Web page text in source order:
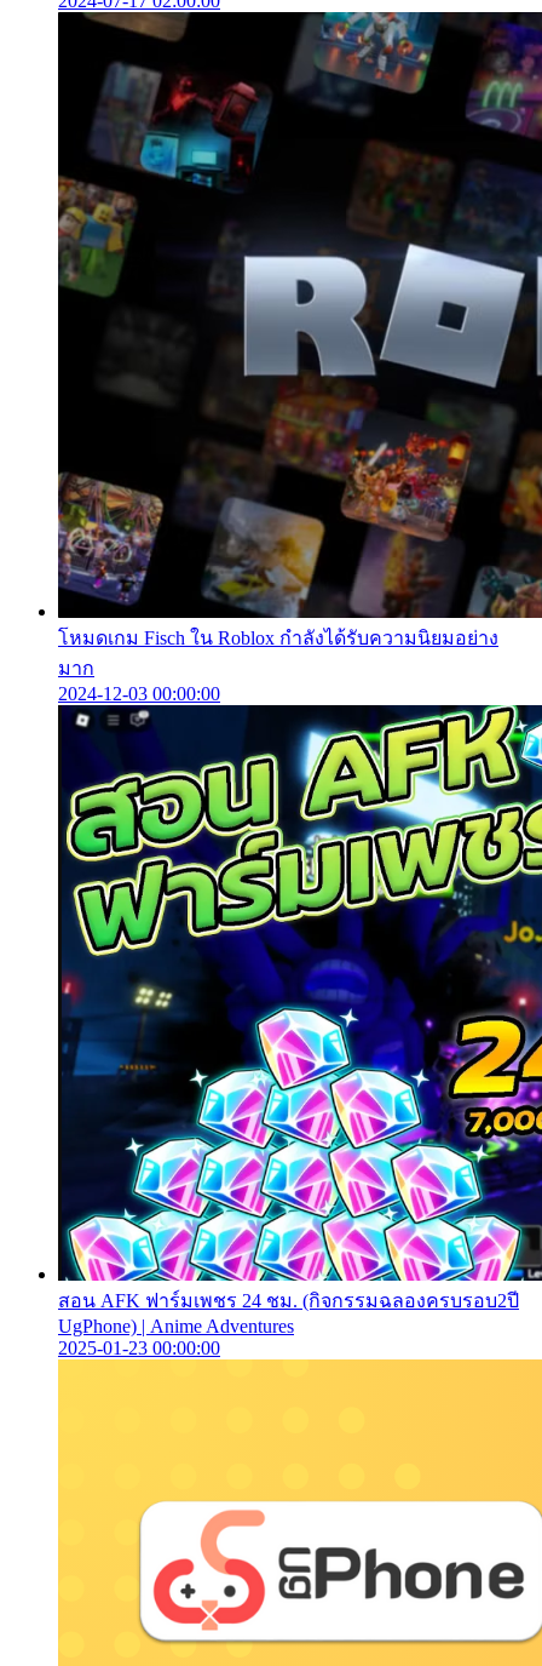
โหมดเกม Fisch ใน Roblox กำลังได้รับความนิยมอย่าง
มาก
2024-12-03 00:00:00
สอน AFK ฟาร์มเพชร 24 ชม. (กิจกรรมฉลองครบรอบ2ปี
UgPhone) | Anime Adventures
2025-01-23 00:00:00